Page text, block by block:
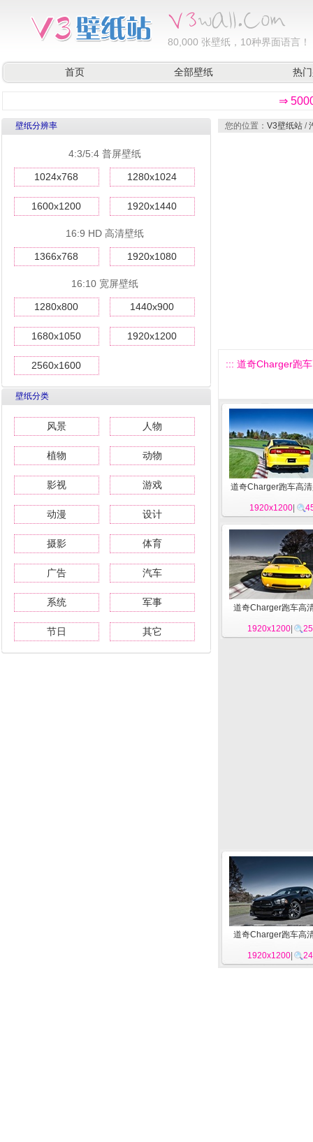
80,000 张壁纸，10种界面语言！
首页 全部壁纸 热
⇒
壁纸分辨率
4:3/5:4 普屏壁纸
1024x768 1280x1024
1600x1200 1920x1440
16:9 HD 高清壁纸
1366x768 1920x1080
16:10 宽屏壁纸
1280x800 1440x900
1680x1050 1920x1200
2560x1600
壁纸分类
风景 人物
植物 动物
影视 游戏
动漫 设计
摄影 体育
广告 汽车
系统 军事
节日 其它
您的位置： V3壁纸站 /
::: 道奇Charger跑
道奇Charger跑车高
1920x1200
道奇Charger跑车高
1920x1200
道奇Charger跑车高
1920x1200